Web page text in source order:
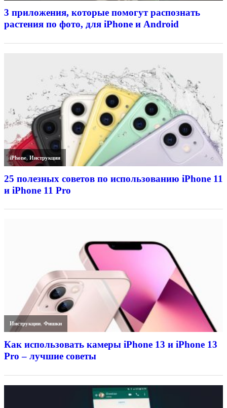
3 приложения, которые помогут распознать
растения по фото, для iPhone и Android
iPhone,Инструкции
25 полезных советов по использованию iPhone 11
и iPhone 11 Pro
Инструкции,Фишки
Как использовать камеры iPhone 13 и iPhone 13
Pro – лучшие советы